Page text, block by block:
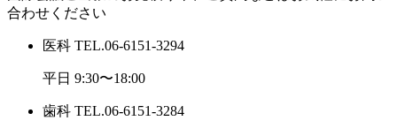
合わせください
医科 TEL.06-6151-3294
平日 9:30〜18:00
歯科 TEL.06-6151-3284